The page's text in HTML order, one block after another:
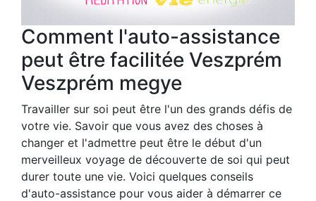
Comment l'auto-assistance
peut être facilitée Veszprém
Veszprém megye
Travailler sur soi peut être l'un des grands défis de
votre vie. Savoir que vous avez des choses à
changer et l'admettre peut être le début d'un
merveilleux voyage de découverte de soi qui peut
durer toute une vie. Voici quelques conseils
d'auto-assistance pour vous aider à démarrer ce